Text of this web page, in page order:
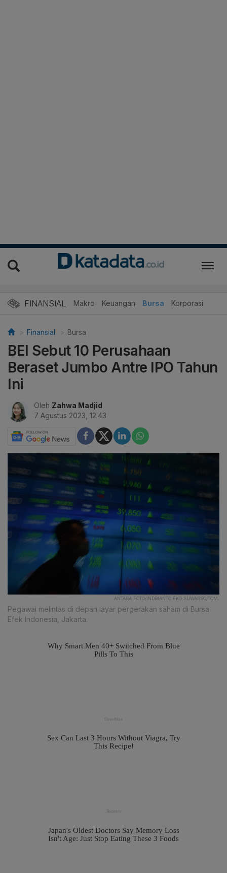
FINANSIAL Makro Keuangan Bursa Korporasi
Finansial Bursa
BEI Sebut 10 Perusahaan
Beraset Jumbo Antre IPO Tahun
Ini
Oleh Zahwa Madjid
7 Agustus 2023, 12:43
ANTARA FOTO/INDRIANTO EKO SUWARSO/TOM.
Pegawai melintas di depan layar pergerakan saham di Bursa
Efek Indonesia, Jakarta.